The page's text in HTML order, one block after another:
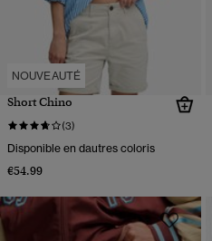
NOUVEAUTÉ
Short Chino
(3)
Disponible en dautres coloris
€54.99